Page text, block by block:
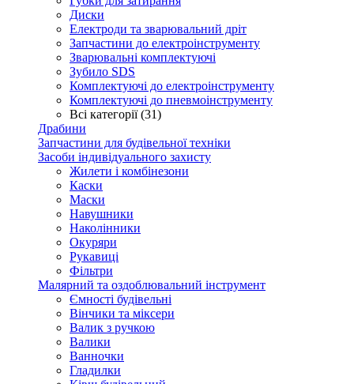
Диски
Електроди та зварювальний дріт
Запчастини до електроінструменту
Зварювальні комплектуючі
Зубило SDS
Комплектуючі до електроінструменту
Комплектуючі до пневмоінструменту
Всі категорії (31)
Драбини
Запчастини для будівельної техніки
Засоби індивідуального захисту
Жилети і комбінезони
Каски
Маски
Навушники
Наколінники
Окуряри
Рукавиці
Фільтри
Малярний та оздоблювальний інструмент
Ємності будівельні
Вінчики та міксери
Валик з ручкою
Валики
Ванночки
Гладилки